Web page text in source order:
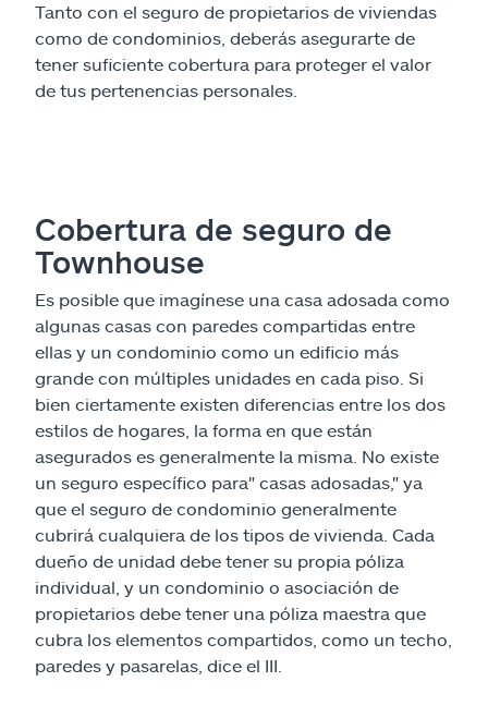
Tanto con el seguro de propietarios de viviendas
como de condominios, deberás asegurarte de
tener suficiente cobertura para proteger el valor
de tus pertenencias personales.
Cobertura de seguro de
Townhouse
Es posible que imagínese una casa adosada como
algunas casas con paredes compartidas entre
ellas y un condominio como un edificio más
grande con múltiples unidades en cada piso. Si
bien ciertamente existen diferencias entre los dos
estilos de hogares, la forma en que están
asegurados es generalmente la misma. No existe
un seguro específico para" casas adosadas," ya
que el seguro de condominio generalmente
cubrirá cualquiera de los tipos de vivienda. Cada
dueño de unidad debe tener su propia póliza
individual, y un condominio o asociación de
propietarios debe tener una póliza maestra que
cubra los elementos compartidos, como un techo,
paredes y pasarelas, dice el III.